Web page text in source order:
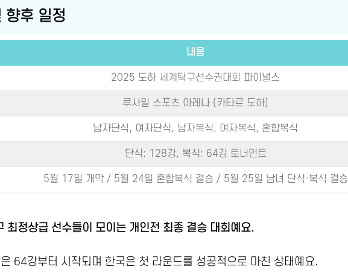
향후 일정
내용
2025 도하 세계탁구선수권대회 파이널스
루사일 스포츠 아레나 (카타르 도하)
남자단식, 여자단식, 남자복식, 여자복식, 혼합복식
단식: 128강, 복식: 64강 토너먼트
5월 17일 개막 / 5월 24일 혼합복식 결승 / 5월 25일 남녀 단식·복식 결승
최정상급 선수들이 모이는 개인전 최종 결승 대회예요.
64강부터 시작되며 한국은 첫 라운드를 성공적으로 마친 상태예요.